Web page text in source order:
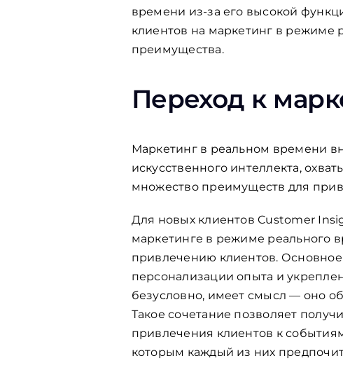
времени из-за его высокой
клиентов на маркетинг в режиме
преимущества.
Переход к
Маркетинг в реальном времени
искусственного интеллекта,
множество преимуществ для
Для новых клиентов Customer
маркетинге в режиме реального
привлечению клиентов.
персонализации опыта и
безусловно, имеет смысл — оно
Такое сочетание позволяет
привлечения клиентов к
которым каждый из них